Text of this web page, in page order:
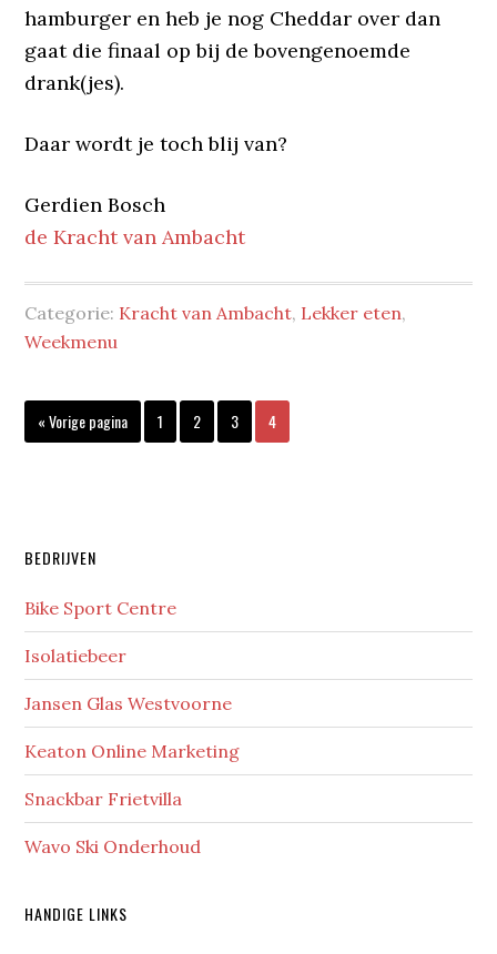
hamburger en heb je nog Cheddar over dan
gaat die finaal op bij de bovengenoemde
drank(jes).
Daar wordt je toch blij van?
Gerdien Bosch
de Kracht van Ambacht
Categorie: Kracht van Ambacht, Lekker eten,
Weekmenu
«Ga
naar
Vorige pagina Pagina
1 Pagina
2 Pagina
3 Pagina
4
Primaire
Sidebar
BEDRIJVEN
Bike Sport Centre
Isolatiebeer
Jansen Glas Westvoorne
Keaton Online Marketing
Snackbar Frietvilla
Wavo Ski Onderhoud
HANDIGE LINKS